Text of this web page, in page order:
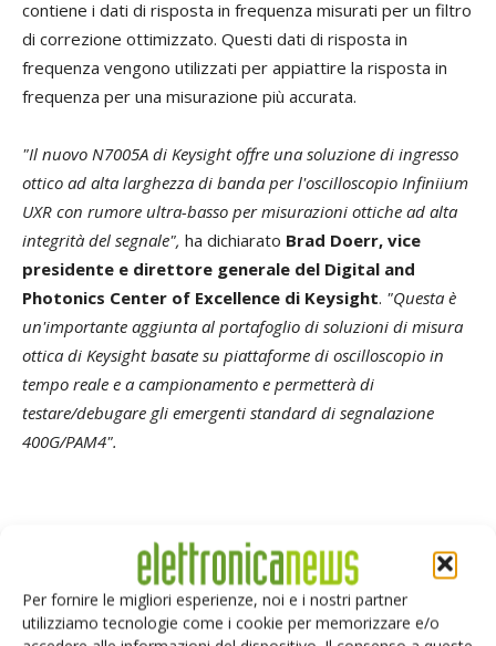
Per fornire le migliori esperienze, noi e i nostri partner
utilizziamo tecnologie come i cookie per memorizzare e/o
contiene i dati di risposta in frequenza misurati per un filtro
di correzione ottimizzato. Questi dati di risposta in
frequenza vengono utilizzati per appiattire la risposta in
frequenza per una misurazione più accurata.
"Il nuovo N7005A di Keysight offre una soluzione di ingresso
ottico ad alta larghezza di banda per l'oscilloscopio Infiniium
UXR con rumore ultra-basso per misurazioni ottiche ad alta
integrità del segnale", ha dichiarato Brad Doerr, vice
presidente e direttore generale del Digital and
Photonics Center of Excellence di Keysight. "Questa è
un'importante aggiunta al portafoglio di soluzioni di misura
ottica di Keysight basate su piattaforme di oscilloscopio in
tempo reale e a campionamento e permetterà di
testare/debugare gli emergenti standard di segnalazione
400G/PAM4".